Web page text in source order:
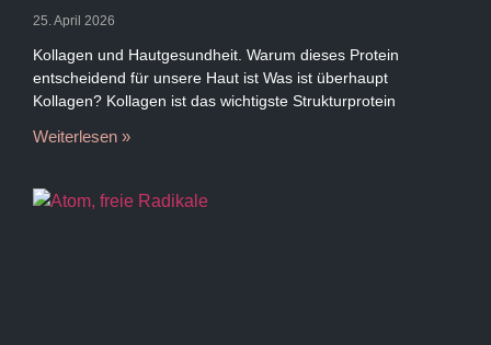
25. April 2026
Kollagen und Hautgesundheit. Warum dieses Protein
entscheidend für unsere Haut ist Was ist überhaupt
Kollagen? Kollagen ist das wichtigste Strukturprotein
Weiterlesen »